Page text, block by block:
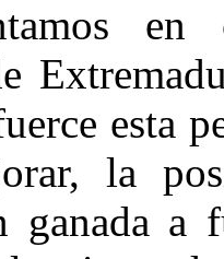
esta
la
ganada